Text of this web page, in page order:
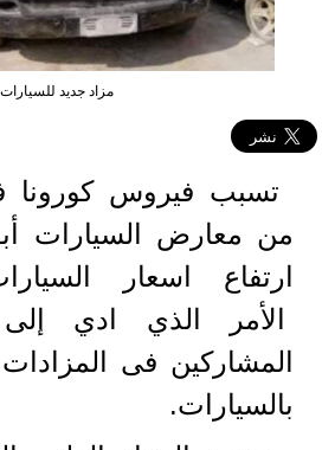
مزاد جديد للسيارات
تسبب فيروس كورونا
من معارض السيارات
ارتفاع اسعار
الأمر الذي ادي
المشاركين فى المزادات
بالسيارات.